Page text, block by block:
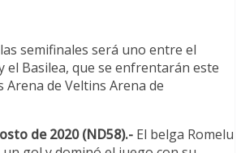
semifinales será uno entre el
el Basilea, que se enfrentarán este
Arena de Veltins Arena de
de 2020 (ND58).- El belga Romelu